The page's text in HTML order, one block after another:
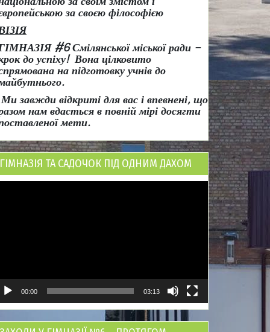
за своєю філософією
#6 Смілянської міської ради –
до успіху! Вона цілковито
на підготовку учнів до
Ми завжди відкриті для вас і впевнені, що
нам вдасться в повній мірі досягти
мети.
ГІМНАЗІЯ ТА САДОЧОК ПІД ОДНИМ ДАХОМ
00:00 03:13